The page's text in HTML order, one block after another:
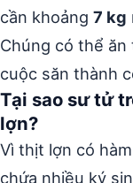
cần khoảng 7 kg
Chúng có thể ăn
cuộc săn thành
Tại sao sư tử
lợn?
Vì thịt lợn có
chứa nhiều ký